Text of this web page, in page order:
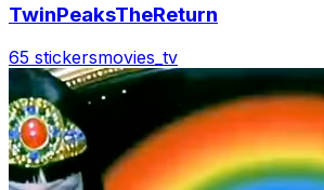
TwinPeaksTheReturn
65 stickersmovies_tv